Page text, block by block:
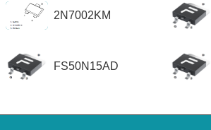
2N7002KM
FS50N15AD